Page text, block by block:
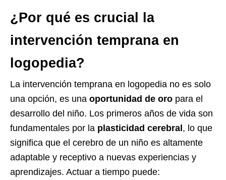
¿Por qué es crucial la
intervención temprana en
logopedia?
La intervención temprana en logopedia no es solo
una opción, es una oportunidad de oro para el
desarrollo del niño. Los primeros años de vida son
fundamentales por la plasticidad cerebral, lo que
significa que el cerebro de un niño es altamente
adaptable y receptivo a nuevas experiencias y
aprendizajes. Actuar a tiempo puede: